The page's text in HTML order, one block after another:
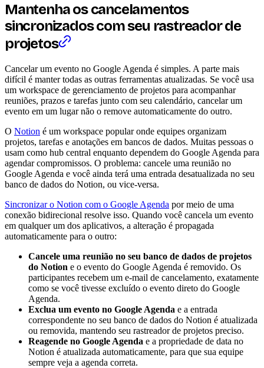
Mantenha os cancelamentos
sincronizados com seu rastreador de
projetos
Cancelar um evento no Google Agenda é simples. A parte mais
difícil é manter todas as outras ferramentas atualizadas. Se você usa
um workspace de gerenciamento de projetos para acompanhar
reuniões, prazos e tarefas junto com seu calendário, cancelar um
evento em um lugar não o remove automaticamente do outro.
O Notion é um workspace popular onde equipes organizam
projetos, tarefas e anotações em bancos de dados. Muitas pessoas o
usam como hub central enquanto dependem do Google Agenda para
agendar compromissos. O problema: cancele uma reunião no
Google Agenda e você ainda terá uma entrada desatualizada no seu
banco de dados do Notion, ou vice-versa.
Sincronizar o Notion com o Google Agenda por meio de uma
conexão bidirecional resolve isso. Quando você cancela um evento
em qualquer um dos aplicativos, a alteração é propagada
automaticamente para o outro:
Cancele uma reunião no seu banco de dados de projetos
do Notion e o evento do Google Agenda é removido. Os
participantes recebem um e-mail de cancelamento, exatamente
como se você tivesse excluído o evento direto do Google
Agenda.
Exclua um evento no Google Agenda e a entrada
correspondente no seu banco de dados do Notion é atualizada
ou removida, mantendo seu rastreador de projetos preciso.
Reagende no Google Agenda e a propriedade de data no
Notion é atualizada automaticamente, para que sua equipe
sempre veja a agenda correta.